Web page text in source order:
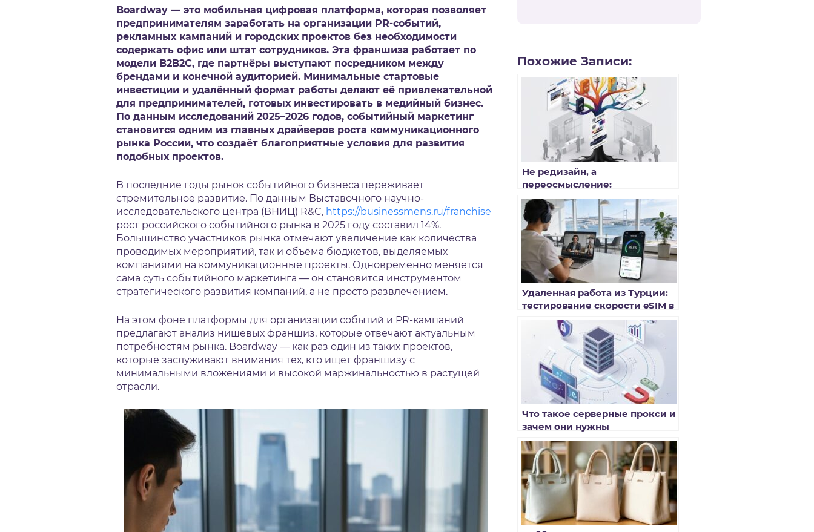
Boardway — это мобильная цифровая платформа, которая позволяет
предпринимателям заработать на организации PR-событий,
рекламных кампаний и городских проектов без необходимости
содержать офис или штат сотрудников. Эта франшиза работает по
модели B2B2C, где партнёры выступают посредником между
брендами и конечной аудиторией. Минимальные стартовые
инвестиции и удалённый формат работы делают её привлекательной
для предпринимателей, готовых инвестировать в медийный бизнес.
По данным исследований 2025–2026 годов, событийный маркетинг
становится одним из главных драйверов роста коммуникационного
рынка России, что создаёт благоприятные условия для развития
подобных проектов.
В последние годы рынок событийного бизнеса переживает
стремительное развитие. По данным Выставочного научно-
исследовательского центра (ВНИЦ) R&C, https://businessmens.ru/franchise
рост российского событийного рынка в 2025 году составил 14%.
Большинство участников рынка отмечают увеличение как количества
проводимых мероприятий, так и объёма бюджетов, выделяемых
компаниями на коммуникационные проекты. Одновременно меняется
сама суть событийного маркетинга — он становится инструментом
стратегического развития компаний, а не просто развлечением.
На этом фоне платформы для организации событий и PR-кампаний
предлагают анализ нишевых франшиз, которые отвечают актуальным
потребностям рынка. Boardway — как раз один из таких проектов,
которые заслуживают внимания тех, кто ищет франшизу с
минимальными вложениями и высокой маржинальностью в растущей
отрасли.
Похожие Записи:
Не редизайн, а
переосмысление:
современный взгляд на
корпоративный брендинг
Удаленная работа из Турции:
тестирование скорости eSIM в
коворкингах Стамбула и
Антальи
Что такое серверные прокси и
зачем они нужны